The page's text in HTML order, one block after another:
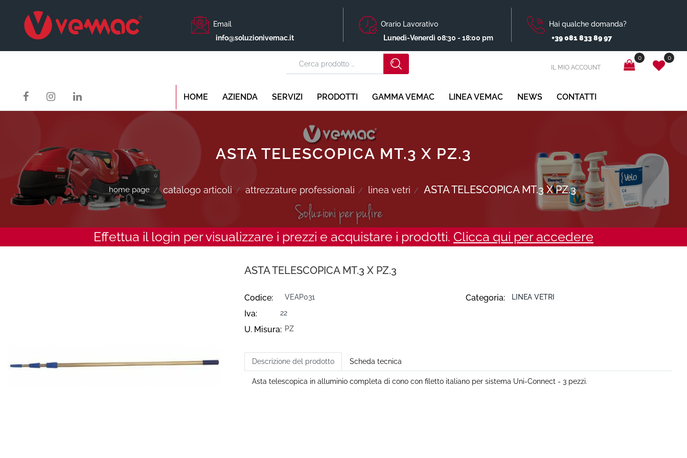
Email
info@soluzionivemac.it
Orario Lavorativo
Lunedì-Venerdì 08:30 - 18:00 pm
Hai qualche domanda?
+39 081 833 89 97
IL MIO ACCOUNT
0 0
HOME AZIENDA SERVIZI PRODOTTI GAMMA VEMAC LINEA VEMAC NEWS CONTATTI
ASTA TELESCOPICA MT.3 X PZ.3
home page catalogo articoli attrezzature professionali linea vetri ASTA TELESCOPICA MT.3 X PZ.3
Effettua il login per visualizzare i prezzi e acquistare i prodotti. Clicca qui per accedere
ASTA TELESCOPICA MT.3 X PZ.3
Codice: VEAP031
Iva: 22
U. Misura: PZ
Categoria: LINEA VETRI
Descrizione del prodotto Scheda tecnica
Asta telescopica in alluminio completa di cono con filetto italiano per sistema Uni-Connect - 3 pezzi.